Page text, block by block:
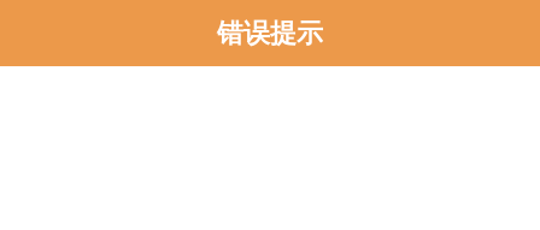
错误提示